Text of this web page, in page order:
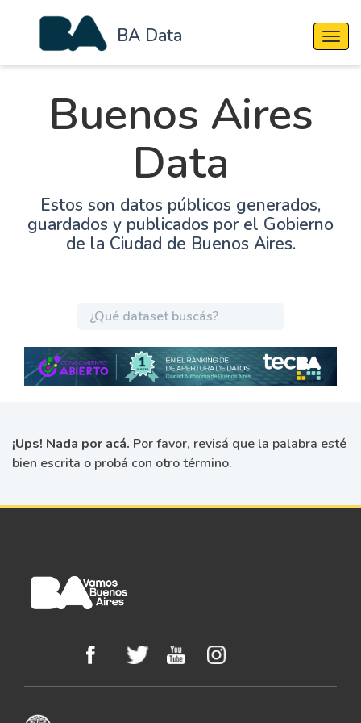
BA Data
Buenos Aires
Data
Estos son datos públicos generados,
guardados y publicados por el Gobierno
de la Ciudad de Buenos Aires.
¡Ups! Nada por acá. Por favor, revisá que la palabra esté
bien escrita o probá con otro término.